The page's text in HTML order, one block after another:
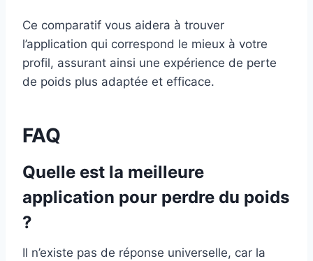
Ce comparatif vous aidera à trouver
l’application qui correspond le mieux à votre
profil, assurant ainsi une expérience de perte
de poids plus adaptée et efficace.
FAQ
Quelle est la meilleure
application pour perdre du poids
?
Il n’existe pas de réponse universelle, car la